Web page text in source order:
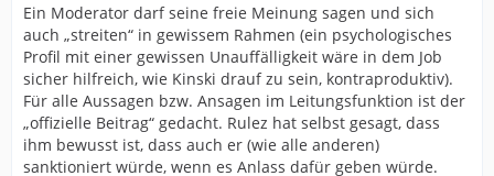
Ein Moderator darf seine freie Meinung sagen und sich
auch „streiten“ in gewissem Rahmen (ein psychologisches
Profil mit einer gewissen Unauffälligkeit wäre in dem Job
sicher hilfreich, wie Kinski drauf zu sein, kontraproduktiv).
Für alle Aussagen bzw. Ansagen im Leitungsfunktion ist der
„offizielle Beitrag“ gedacht. Rulez hat selbst gesagt, dass
ihm bewusst ist, dass auch er (wie alle anderen)
sanktioniert würde, wenn es Anlass dafür geben würde.